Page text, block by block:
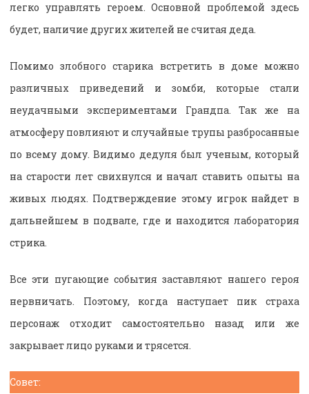
легко управлять героем. Основной проблемой здесь
будет, наличие других жителей не считая деда.
Помимо злобного старика встретить в доме можно
различных приведений и зомби, которые стали
неудачными экспериментами Грандпа. Так же на
атмосферу повлияют и случайные трупы разбросанные
по всему дому. Видимо дедуля был ученым, который
на старости лет свихнулся и начал ставить опыты на
живых людях. Подтверждение этому игрок найдет в
дальнейшем в подвале, где и находится лаборатория
стрика.
Все эти пугающие события заставляют нашего героя
нервничать. Поэтому, когда наступает пик страха
персонаж отходит самостоятельно назад или же
закрывает лицо руками и трясется.
Совет: